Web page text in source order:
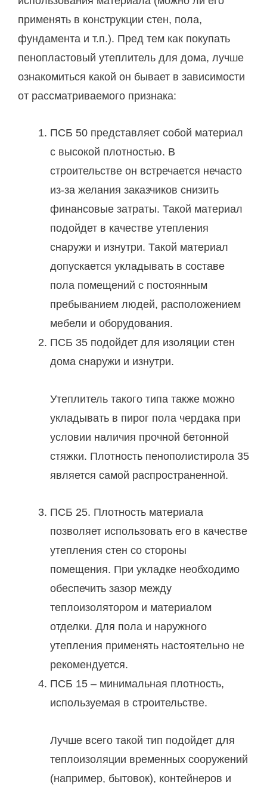
применять в конструкции стен, пола,
фундамента и т.п.). Пред тем как покупать
пенопластовый утеплитель для дома, лучше
ознакомиться какой он бывает в зависимости
от рассматриваемого признака:
ПСБ 50 представляет собой материал
с высокой плотностью. В
строительстве он встречается нечасто
из-за желания заказчиков снизить
финансовые затраты. Такой материал
подойдет в качестве утепления
снаружи и изнутри. Такой материал
допускается укладывать в составе
пола помещений с постоянным
пребыванием людей, расположением
мебели и оборудования.
ПСБ 35 подойдет для изоляции стен
дома снаружи и изнутри.
Утеплитель такого типа также можно
укладывать в пирог пола чердака при
условии наличия прочной бетонной
стяжки. Плотность пенополистирола 35
является самой распространенной.
ПСБ 25. Плотность материала
позволяет использовать его в качестве
утепления стен со стороны
помещения. При укладке необходимо
обеспечить зазор между
теплоизолятором и материалом
отделки. Для пола и наружного
утепления применять настоятельно не
рекомендуется.
ПСБ 15 – минимальная плотность,
используемая в строительстве.
Лучше всего такой тип подойдет для
теплоизоляции временных сооружений
(например, бытовок), контейнеров и